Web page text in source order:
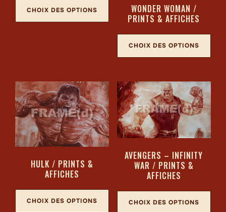
CHOIX DES OPTIONS
WONDER WOMAN /
PRINTS & AFFICHES
CHOIX DES OPTIONS
HULK / PRINTS &
AFFICHES
CHOIX DES OPTIONS
AVENGERS – INFINITY
WAR / PRINTS &
AFFICHES
CHOIX DES OPTIONS